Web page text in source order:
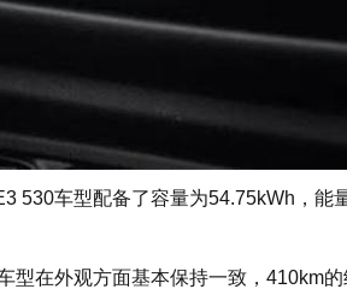
车型配备了容量为54.75kWh，能
型在外观方面基本保持一致，410km